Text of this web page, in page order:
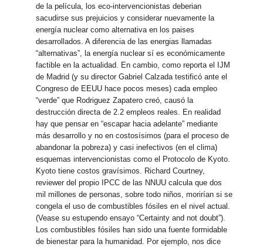
de la película, los eco-intervencionistas deberian
sacudirse sus prejuicios y considerar nuevamente la
energía nuclear como alternativa en los paises
desarrollados. A diferencia de las energias llamadas
“alternativas”, la energía nuclear sí es económicamente
factible en la actualidad. En cambio, como reporta el IJM
de Madrid (y su director Gabriel Calzada testificó ante el
Congreso de EEUU hace pocos meses) cada empleo
“verde” que Rodriguez Zapatero creó, causó la
destrucción directa de 2.2 empleos reales. En realidad
hay que pensar en “escapar hacia adelante” mediante
más desarrollo y no en costosísimos (para el proceso de
abandonar la pobreza) y casi inefectivos (en el clima)
esquemas intervencionistas como el Protocolo de Kyoto.
Kyoto tiene costos gravísimos. Richard Courtney,
reviewer del propio IPCC de las NNUU calcula que dos
mil millones de personas, sobre todo niños, morirían si se
congela el uso de combustibles fósiles en el nivel actual.
(Vease su estupendo ensayo “Certainty and not doubt”).
Los combustibles fósiles han sido una fuente formidable
de bienestar para la humanidad. Por ejemplo, nos dice